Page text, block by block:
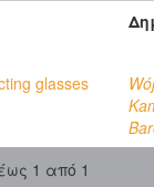
glasses
1 από 1